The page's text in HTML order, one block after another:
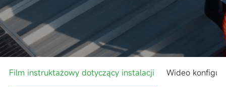
Film instruktażowy dotyczący instalacji Wideo